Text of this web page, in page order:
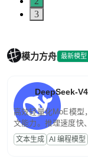
3
模力方舟 最新模型
DeepSeek-
高效轻量化MoE模型
文能力。推理速度快
高并发、轻量化任务
文案处理等普惠刚需
文本生成 AI 编程模型